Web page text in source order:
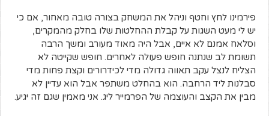
פירמינו לחץ וחטף וניהל את המשחק בצורה טובה מאחור, אם כי
יש לי מעט השגות על קבלת ההחלטות שלו בחלק מהמקרים,
וסלאח אמנם לא איים, אבל היה מאוד מעורב ומשך הרבה
תשומת לב שנתנה חופש פעולה לאחרים. חופש שקייטה לא
הצליח לנצל עקב תאווה גדולה מדי לכידרורים וקצת פחות מדי
סבלנות ליד הרחבה. הוא בהחלט משתפר אבל הוא עדיין לא
מבין את הקצב והעוצמה של הפרמייר ליג. אני מאמין שגם זה יגיע.